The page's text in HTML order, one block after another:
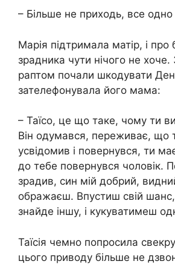
– Більше не приходь, все
Марія підтримала матір, і про
зрадника чути нічого не хоче.
раптом почали шкодувати
зателефонувала його мама:
– Таїсо, це що таке, чому ти
Він одумався, переживає, що
усвідомив і повернувся, ти
до тебе повернувся чоловік.
зрадив, син мій добрий,
ображаєш. Впустиш свій шанс,
знайде іншу, і кукуватимеш
Таїсія чемно попросила
цього приводу більше не